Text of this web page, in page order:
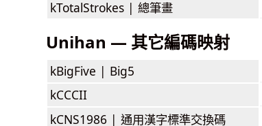
kTotalStrokes | 總筆畫
Unihan — 其它編碼映射
kBigFive | Big5
kCCCII
kCNS1986 | 通用漢字標準交換碼